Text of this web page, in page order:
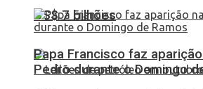
US$ 7 bilhões
Papa Francisco faz
Pedro durante o Domingo